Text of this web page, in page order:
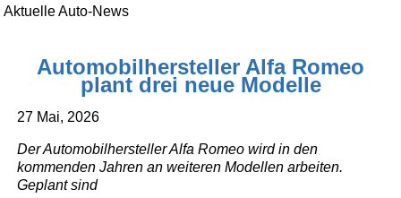
Aktuelle Auto-News
Automobilhersteller Alfa Romeo
plant drei neue Modelle
27 Mai, 2026
Der Automobilhersteller Alfa Romeo wird in den
kommenden Jahren an weiteren Modellen arbeiten.
Geplant sind